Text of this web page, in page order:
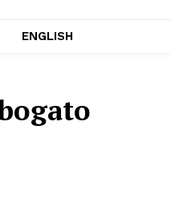
ENGLISH